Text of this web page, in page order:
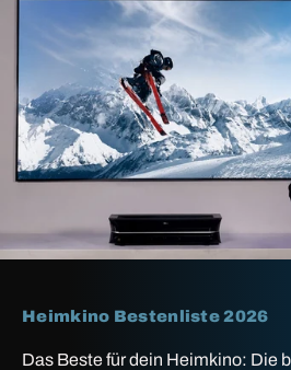
Heimkino Bestenliste 2026
Das Beste für dein Heimkino: Die